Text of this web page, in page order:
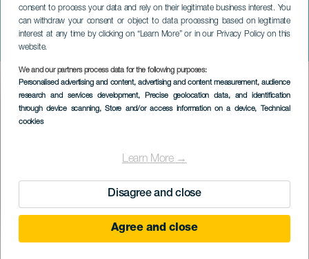
consent to process your data and rely on their legitimate business interest. You
can withdraw your consent or object to data processing based on legitimate
interest at any time by clicking on “Learn More” or in our Privacy Policy on this
website.
We and our partners process data for the following purposes:
Personalised advertising and content, advertising and content measurement, audience
research and services development, Precise geolocation data, and identification
through device scanning, Store and/or access information on a device, Technical
cookies
Learn More →
Disagree and close
Agree and close
Contos Galopantes nas
Costas de Gigantes
TENERIFE
Imagen
Listado